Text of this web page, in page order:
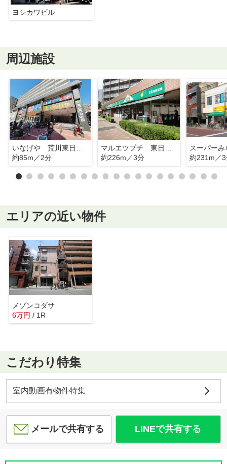
ヨシカワビル
周辺施設
約85m／2分
約226m／3分
約231m／
エリアの近い物件
メゾンコダサ
6万円 / 1R
こだわり特集
室内動画有物件特集
メールで共有する LINEで共有する